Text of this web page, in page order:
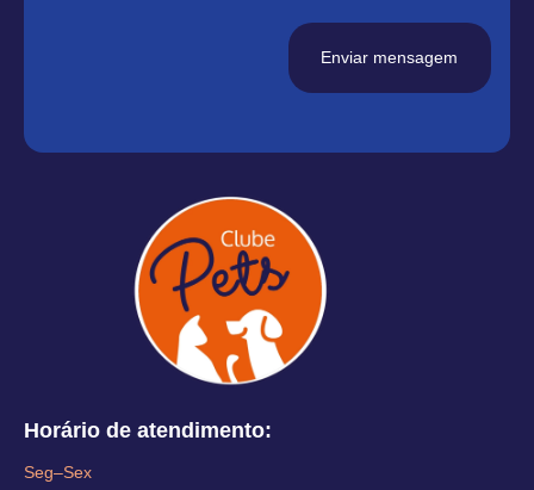
Enviar mensagem
Horário de atendimento:
Seg–Sex